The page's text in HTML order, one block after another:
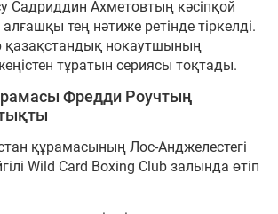
Садриддин Ахметовтың кәсіпқой
тең нәтиже ретінде тіркелді.
қазақстандық нокаутшының
тұратын сериясы тоқтады.
Фредди Роучтың
құрамасының Лос-Анджелестегі
Wild Card Boxing Club залында өтіп